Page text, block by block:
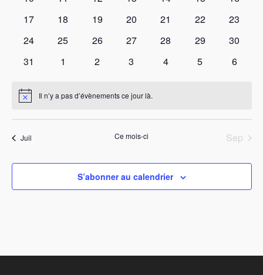
0
17
0
18
0
19
0
20
0
21
0
22
0
23
0
24
0
25
0
26
0
27
0
28
0
29
0
30
0
31
0
1
0
2
0
3
0
4
0
5
0
6
Notice Il n’y a pas d’évènements ce jour là.
Juil Ce mois-ci Sep
S’abonner au calendrier